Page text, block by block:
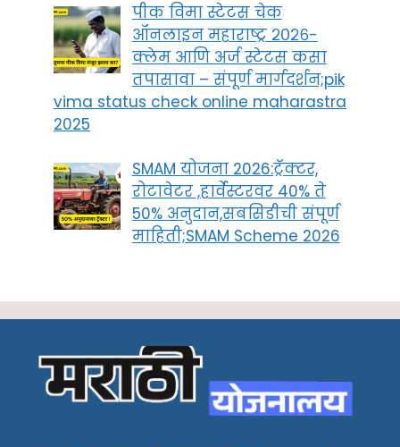
पीक विमा स्टेटस चेक
ऑनलाइन महाराष्ट्र २०२६-
क्लेम आणि अर्ज स्टेटस कसा
तपासावा – संपूर्ण मार्गदर्शन;pik
vima status check online maharastra
2025
SMAM योजना 2026:ट्रॅक्टर,
रोटावेटर ,हार्वेस्टरवर 40% ते
50% अनुदान,सबसिडीची संपूर्ण
माहिती;SMAM Scheme 2026